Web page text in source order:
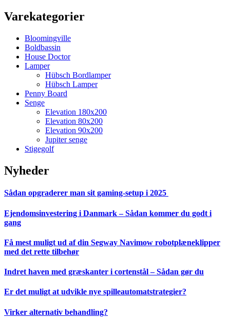
Varekategorier
Bloomingville
Boldbassin
House Doctor
Lamper
Hübsch Bordlamper
Hübsch Lamper
Penny Board
Senge
Elevation 180x200
Elevation 80x200
Elevation 90x200
Jupiter senge
Stigegolf
Nyheder
Sådan opgraderer man sit gaming-setup i 2025
Ejendomsinvestering i Danmark – Sådan kommer du godt i
gang
Få mest muligt ud af din Segway Navimow robotplæneklipper
med det rette tilbehør
Indret haven med græskanter i cortenstål – Sådan gør du
Er det muligt at udvikle nye spilleautomatstrategier?
Virker alternativ behandling?